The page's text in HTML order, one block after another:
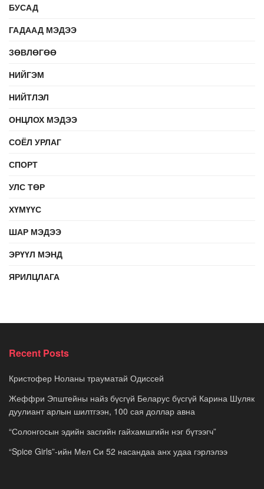
БУСАД
ГАДААД МЭДЭЭ
ЗӨВЛӨГӨӨ
НИЙГЭМ
НИЙТЛЭЛ
ОНЦЛОХ МЭДЭЭ
СОЁЛ УРЛАГ
СПОРТ
УЛС ТӨР
ХҮМҮҮС
ШАР МЭДЭЭ
ЭРҮҮЛ МЭНД
ЯРИЛЦЛАГА
Recent Posts
Кристофер Ноланы трауматай Одиссей
Жеффри Эпштейны найз бүсгүй Беларус бүсгүй Карина Шуляк
дуулиант арлын шилтгээн, 100 сая доллар авна
“Солонгосын эдийн засгийн гайхамшгийн нэг бүтээгч”
“Spice Girls”-ийн Мел Си 52 насандаа анх удаа гэрлэлээ